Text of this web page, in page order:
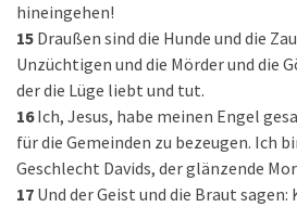
hineingehen!
15 Draußen sind die Hunde und die
Unzüchtigen und die Mörder und die
der die Lüge liebt und tut.
16 Ich, Jesus, habe meinen Engel
für die Gemeinden zu bezeugen. Ich
Geschlecht Davids, der glänzende
17 Und der Geist und die Braut